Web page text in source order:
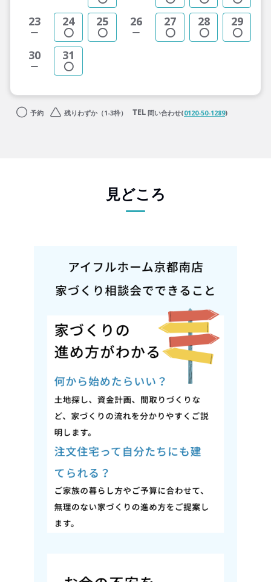
23 24 25 26 27 28 29
30 31
予約 残りわずか（1-3枠） 問い合わせ(0120-50-1289)
見どころ